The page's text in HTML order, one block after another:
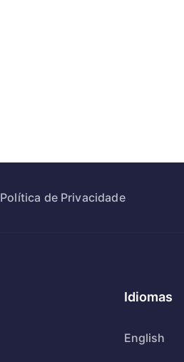
Política de Privacidade
Idiomas
English